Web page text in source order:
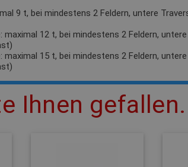
9 t, bei mindestens 2 Feldern, untere
maximal 12 t, bei mindestens 2 Feldern,
maximal 15 t, bei mindestens 2 Feldern,
Ihnen gefallen.